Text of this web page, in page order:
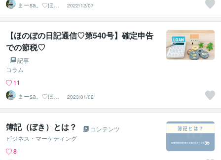
まーsa。♡ほの
ぼのブログ毎日
配信♡
2022/12/07
【ほのぼの日記通信♡第540号】確定申告
での節税♡
記事
コラム
11
まーsa。♡ほの
ぼのブログ毎日
配信♡
2023/01/02
簿記（ぼき）とは？
コンテンツ
ビジネス・マーケティング
8